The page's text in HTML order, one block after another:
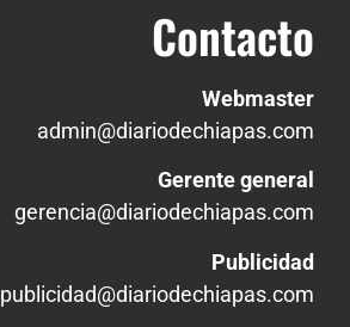
Contacto
Webmaster
admin@diariodechiapas.com
Gerente general
gerencia@diariodechiapas.com
Publicidad
publicidad@diariodechiapas.com